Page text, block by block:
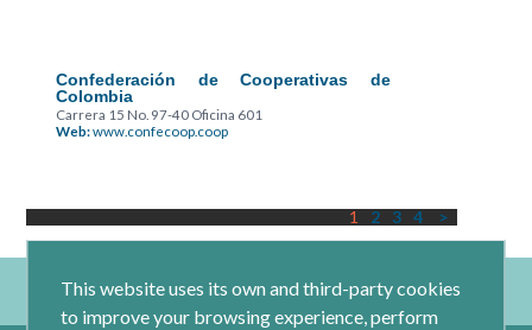
Confederación de Cooperativas de
Colombia
Carrera 15 No. 97-40 Oficina 601
Web:www.confecoop.coop
>
4
3
2
1
This website uses its own and third-party cookies
to improve your browsing experience, perform